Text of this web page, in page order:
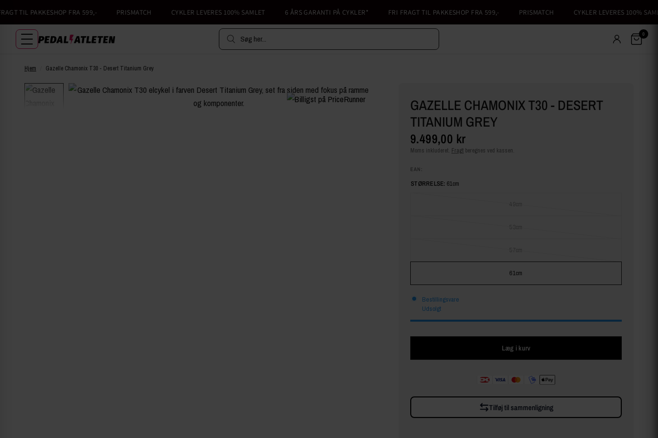
TIL PAKKESHOP FRA 599,- PRISMATCH CYKLER LEVERES 100% SAMLET 6 ÅRS GARANTI PÅ CYKLER* FRI FRAGT TIL PAKKESHOP FRA 599,- PRISMATCH CYKLER LEVERES 100% SAMLET
Søg her... 0
Hjem Gazelle Chamonix T30 - Desert Titanium Grey
GAZELLE CHAMONIX T30 - DESERT
TITANIUM GREY
9.499,00 kr
Moms inkluderet. Fragt beregnes ved kassen.
EAN:
STØRRELSE: 61cm
61cm
Bestillingsvare
Udsolgt
Læg i kurv
Tilføj til sammenligning